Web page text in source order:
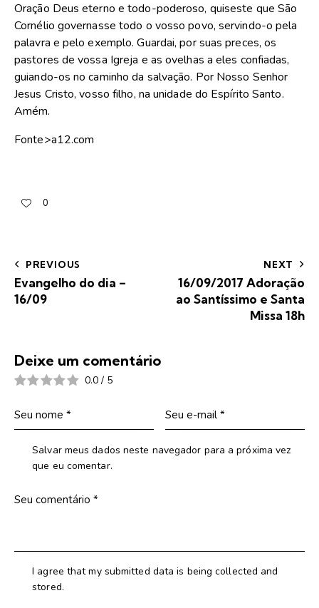
Oração Deus eterno e todo-poderoso, quiseste que São
Cornélio governasse todo o vosso povo, servindo-o pela
palavra e pelo exemplo. Guardai, por suas preces, os
pastores de vossa Igreja e as ovelhas a eles confiadas,
guiando-os no caminho da salvação. Por Nosso Senhor
Jesus Cristo, vosso filho, na unidade do Espírito Santo.
Amém.
Fonte>a12.com
0
PREVIOUS
Evangelho do dia –
16/09
NEXT
16/09/2017 Adoração
ao Santíssimo e Santa
Missa 18h
Deixe um comentário
0.0 / 5
Salvar meus dados neste navegador para a próxima vez
que eu comentar.
I agree that my submitted data is being collected and
stored.